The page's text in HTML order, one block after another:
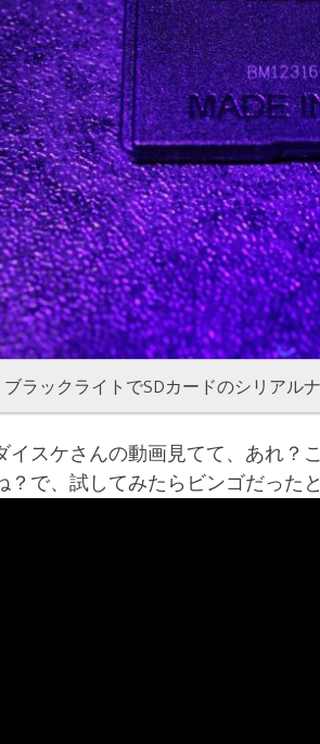
ブラックライトでSDカードのシリアル
イスケさんの動画見てて、あれ？
？で、試してみたらビンゴだったと